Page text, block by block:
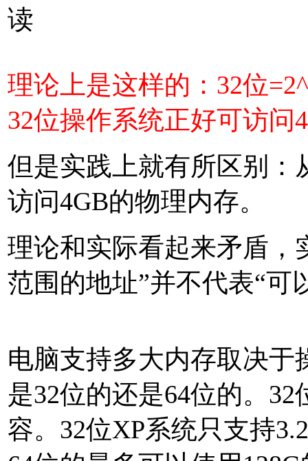
读
理论上是这样的：32位
32位操作系统正好可访问
但是实践上就有所区别：
访问4GB的物理内存。
理论和实际看起来矛盾，
范围的地址”并不代表“可
电脑支持多大内存取决于
是32位的还是64位的。
容。32位XP系统只支持